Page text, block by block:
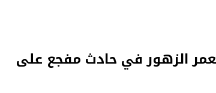
3 خادمات بعمر الزهور في حادث مفجع على